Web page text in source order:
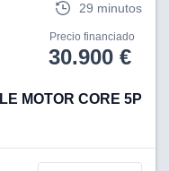
29 minutos
Precio financiado
30.900 €
MOTOR CORE 5P